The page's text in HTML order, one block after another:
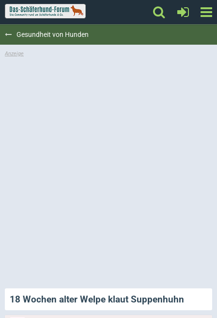
Gesundheit von Hunden
18 Wochen alter Welpe klaut Suppenhuhn